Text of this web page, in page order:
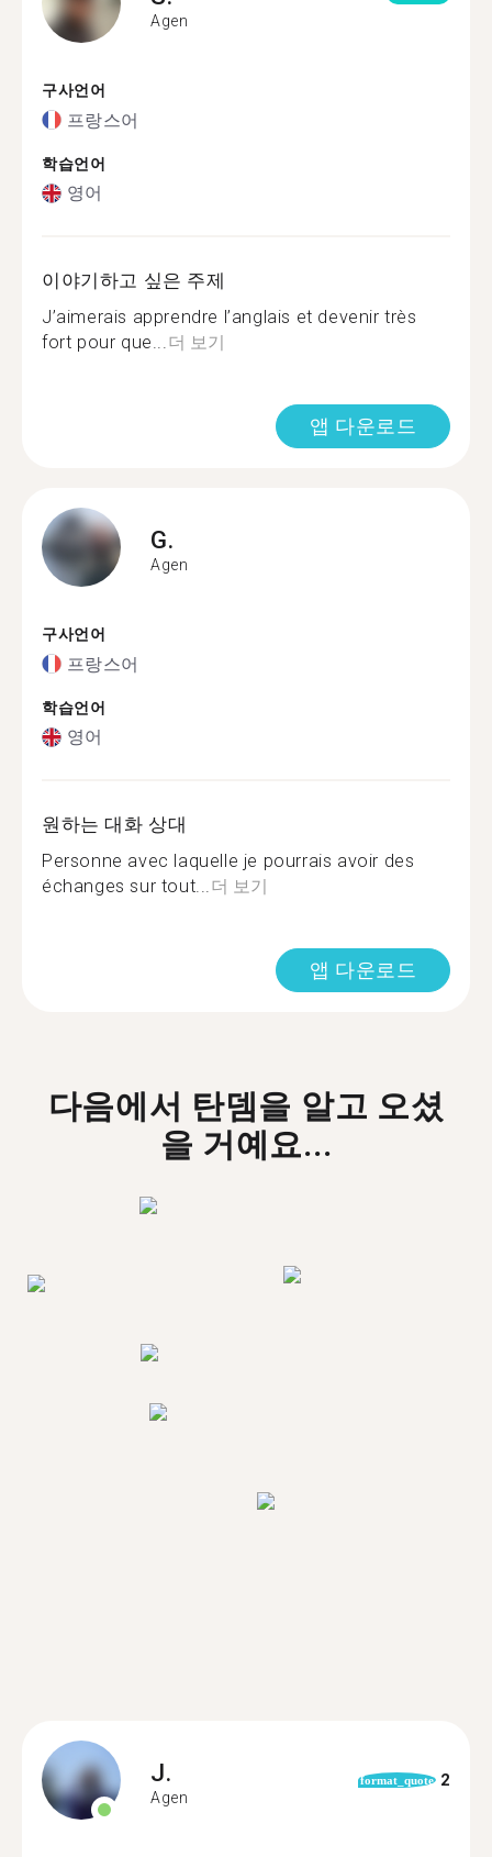
Agen
구사언어
프랑스어
학습언어
영어
이야기하고 싶은 주제
J’aimerais apprendre l’anglais et devenir très
fort pour que...더 보기
앱 다운로드
G.
Agen
구사언어
프랑스어
학습언어
영어
원하는 대화 상대
Personne avec laquelle je pourrais avoir des
échanges sur tout...더 보기
앱 다운로드
다음에서 탄뎀을 알고 오셨
을 거예요...
J.
Agen
format_quote 2